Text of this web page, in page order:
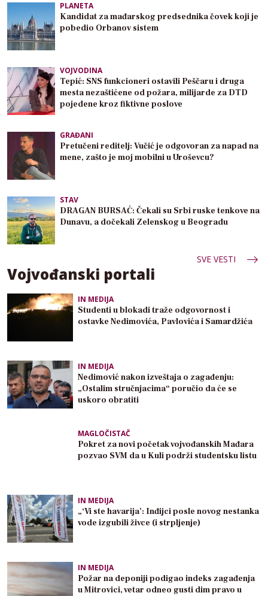
PLANETA
Kandidat za mađarskog predsednika čovek koji je
pobedio Orbanov sistem
VOJVODINA
Tepić: SNS funkcioneri ostavili Peščaru i druga
mesta nezaštićene od požara, milijarde za DTD
pojedene kroz fiktivne poslove
GRAĐANI
Pretučeni reditelj: Vučić je odgovoran za napad na
mene, zašto je moj mobilni u Uroševcu?
STAV
DRAGAN BURSAĆ: Čekali su Srbi ruske tenkove na
Dunavu, a dočekali Zelenskog u Beogradu
SVE VESTI
Vojvođanski portali
IN MEDIJA
Studenti u blokadi traže odgovornost i
ostavke Nedimovića, Pavlovića i Samardžića
IN MEDIJA
Nedimović nakon izveštaja o zagađenju:
„Ostalim stručnjacima“ poručio da će se
uskoro obratiti
MAGLOČISTAČ
Pokret za novi početak vojvođanskih Mađara
pozvao SVM da u Kuli podrži studentsku listu
IN MEDIJA
„‘Vi ste havarija’: Inđijci posle novog nestanka
vode izgubili živce (i strpljenje)
IN MEDIJA
Požar na deponiji podigao indeks zagađenja
u Mitrovici, vetar odneo gusti dim pravo u